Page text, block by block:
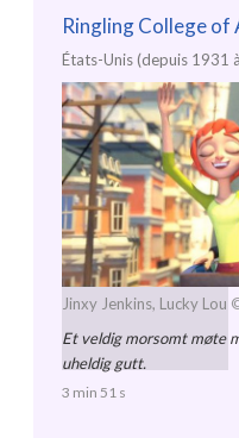
Ringling College of
États-Unis (depuis 1931
Jinxy Jenkins, Lucky Lou
Et veldig morsomt møte
uheldig gutt.
3 min 51 s